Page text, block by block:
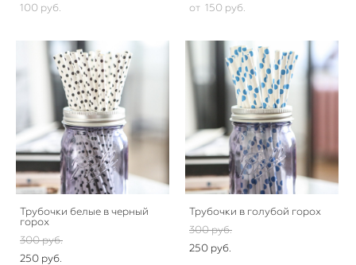
100 pуб.
от 150 pуб.
Трубочки белые в черный
горох
300 pуб.
250 pуб.
Трубочки в голубой горох
300 pуб.
250 pуб.